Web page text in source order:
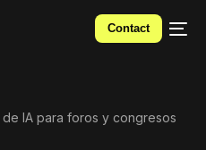
Contact
IA para foros y congresos